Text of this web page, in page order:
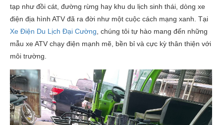
tạp như đồi cát, đường rừng hay khu du lịch sinh thái, dòng xe
điện địa hình ATV đã ra đời như một cuộc cách mạng xanh. Tại
Xe Điện Du Lịch Đại Cường , chúng tôi tự hào mang đến những
mẫu xe ATV chạy điện mạnh mẽ, bền bỉ và cực kỳ thân thiện với
môi trường.